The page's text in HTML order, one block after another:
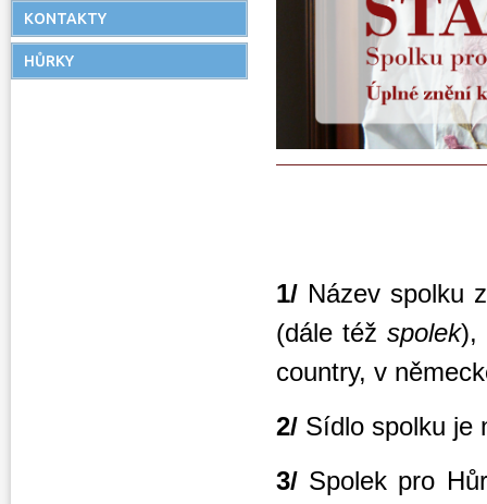
1/ Název spolku
(dále též spolek),
country, v
2/ Sídlo spolku je
3/ Spolek pro
KONTAKTY
HŮRKY